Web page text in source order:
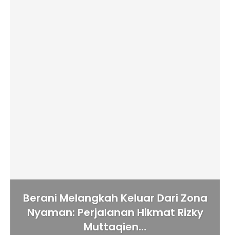
Berani Melangkah Keluar Dari Zona
Nyaman: Perjalanan Hikmat Rizky
Muttaqien…